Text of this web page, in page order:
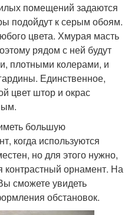
помещений задаются
подойдут к серым обоям.
цвета. Хмурая масть
рядом с ней будут
плотными колерами, и
Единственное,
цвет штор и окрас
большую
когда используются
но для этого нужно,
контрастный орнамент. На
сможете увидеть
обстановок.